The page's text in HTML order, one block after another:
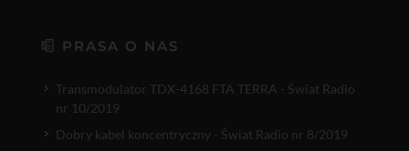
PRASA O NAS
Transmodulator TDX-4168 FTA TERRA - Świat Radio
nr 10/2019
Dobry kabel koncentryczny - Świat Radio nr 8/2019